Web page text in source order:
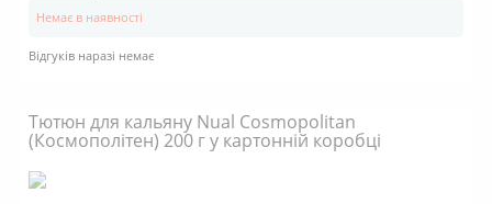
Немає в наявності
Відгуків наразі немає
Тютюн для кальяну Nual Cosmopolitan
(Космополітен) 200 г у картонній коробці